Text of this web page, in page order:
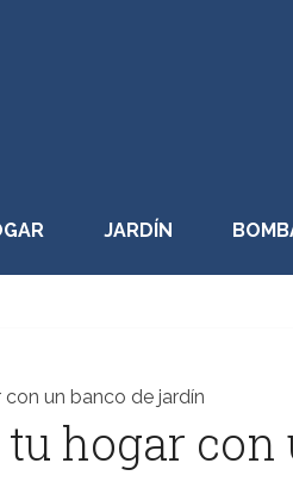
JARDÍN
un banco de jardín
hogar con